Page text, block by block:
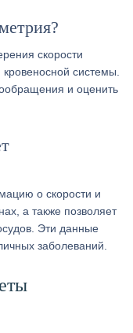
скорости
системы.
и оценить
о скорости и
а также позволяет
Эти данные
заболеваний.